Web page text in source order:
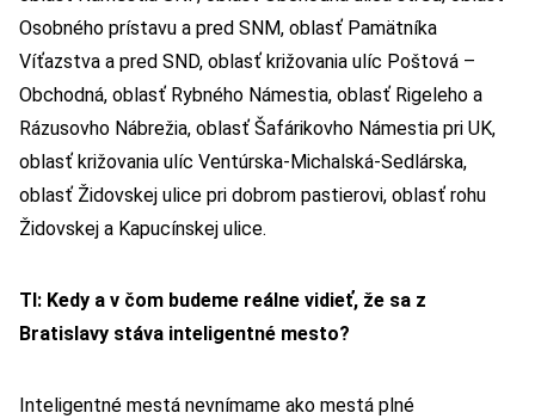
Osobného prístavu a pred SNM, oblasť Pamätníka
Víťazstva a pred SND, oblasť križovania ulíc Poštová –
Obchodná, oblasť Rybného Námestia, oblasť Rigeleho a
Rázusovho Nábrežia, oblasť Šafárikovho Námestia pri UK,
oblasť križovania ulíc Ventúrska-Michalská-Sedlárska,
oblasť Židovskej ulice pri dobrom pastierovi, oblasť rohu
Židovskej a Kapucínskej ulice.
TI: Kedy a v čom budeme reálne vidieť, že sa z
Bratislavy stáva inteligentné mesto?
Inteligentné mestá nevnímame ako mestá plné